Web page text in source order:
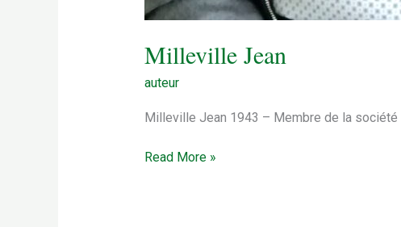
Milleville Jean
auteur
Milleville Jean 1943 – Membre de la société
Milleville
Read More »